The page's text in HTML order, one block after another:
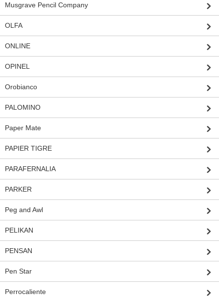
Musgrave Pencil Company
OLFA
ONLINE
OPINEL
Orobianco
PALOMINO
Paper Mate
PAPIER TIGRE
PARAFERNALIA
PARKER
Peg and Awl
PELIKAN
PENSAN
Pen Star
Perrocaliente